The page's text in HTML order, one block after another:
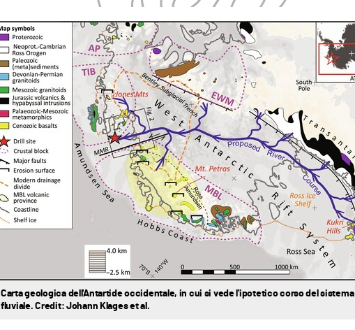
Carta geologica dell'Antartide occidentale, in cui si vede l'ipotetico corso del sistema
fluviale. Credit: Johann Klages et al.